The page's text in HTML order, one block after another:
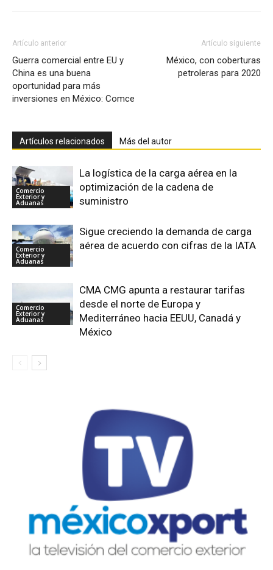
Artículo anterior
Guerra comercial entre EU y
China es una buena
oportunidad para más
inversiones en México: Comce
Artículo siguiente
México, con coberturas
petroleras para 2020
Artículos relacionados Más del autor
Comercio
Exterior y
Aduanas
La logística de la carga aérea en la
optimización de la cadena de
suministro
Comercio
Exterior y
Aduanas
Sigue creciendo la demanda de carga
aérea de acuerdo con cifras de la IATA
Comercio
Exterior y
Aduanas
CMA CMG apunta a restaurar tarifas
desde el norte de Europa y
Mediterráneo hacia EEUU, Canadá y
México